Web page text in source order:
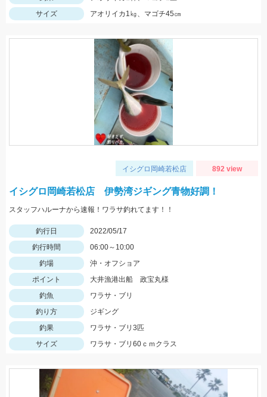
サイズ
アオリイカ1㎏、マゴチ45㎝
イシグロ岡崎若松店 892 view
イシグロ岡崎若松店 伊勢湾ジギング青物好調！
スタッフハルーナから速報！ワラサ釣れてます！！
釣行日
2022/05/17
釣行時間
06:00～10:00
釣場
沖・オフショア
ポイント
大井漁港出船 政宝丸様
釣魚
ワラサ・ブリ
釣り方
ジギング
釣果
ワラサ・ブリ3匹
サイズ
ワラサ・ブリ60ｃｍクラス